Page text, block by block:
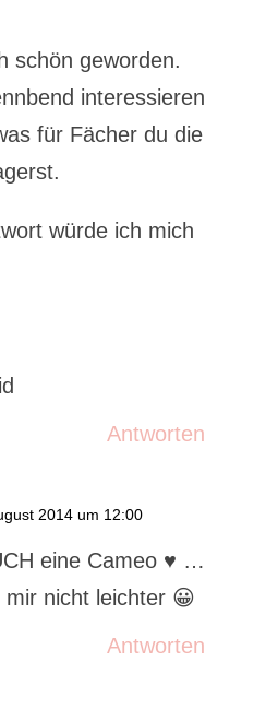
schön geworden.
interessieren
für Fächer du die
würde ich mich
Antworten
2014 um 12:00
eine Cameo ♥ …
nicht leichter 😀
Antworten